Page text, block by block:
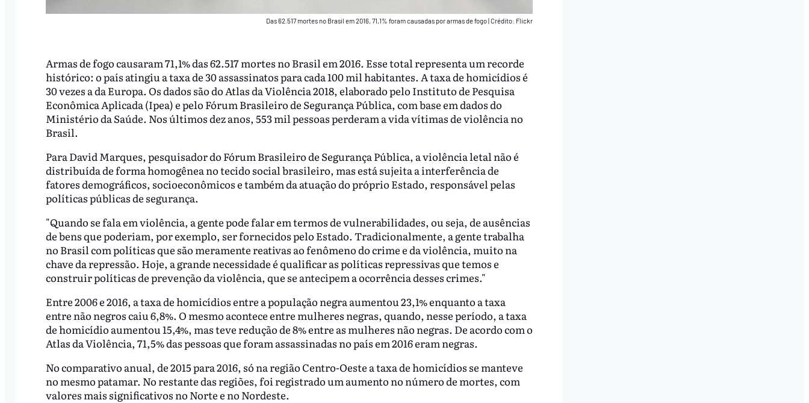
Das 62.517 mortes no Brasil em 2016, 71,1% foram causadas por armas de fogo|Crédito: Flickr
Armas de fogo causaram 71,1% das 62.517 mortes no Brasil em 2016. Esse total representa um recorde
histórico: o país atingiu a taxa de 30 assassinatos para cada 100 mil habitantes. A taxa de homicídios é
30 vezes a da Europa. Os dados são do Atlas da Violência 2018, elaborado pelo Instituto de Pesquisa
Econômica Aplicada (Ipea) e pelo Fórum Brasileiro de Segurança Pública, com base em dados do
Ministério da Saúde. Nos últimos dez anos, 553 mil pessoas perderam a vida vítimas de violência no
Brasil.
Para David Marques, pesquisador do Fórum Brasileiro de Segurança Pública, a violência letal não é
distribuída de forma homogênea no tecido social brasileiro, mas está sujeita a interferência de
fatores demográficos, socioeconômicos e também da atuação do próprio Estado, responsável pelas
políticas públicas de segurança.
"Quando se fala em violência, a gente pode falar em termos de vulnerabilidades, ou seja, de ausências
de bens que poderiam, por exemplo, ser fornecidos pelo Estado. Tradicionalmente, a gente trabalha
no Brasil com políticas que são meramente reativas ao fenômeno do crime e da violência, muito na
chave da repressão. Hoje, a grande necessidade é qualificar as políticas repressivas que temos e
construir políticas de prevenção da violência, que se antecipem a ocorrência desses crimes."
Entre 2006 e 2016, a taxa de homicídios entre a população negra aumentou 23,1% enquanto a taxa
entre não negros caiu 6,8%. O mesmo acontece entre mulheres negras, quando, nesse período, a taxa
de homicídio aumentou 15,4%, mas teve redução de 8% entre as mulheres não negras. De acordo com o
Atlas da Violência, 71,5% das pessoas que foram assassinadas no país em 2016 eram negras.
No comparativo anual, de 2015 para 2016, só na região Centro-Oeste a taxa de homicídios se manteve
no mesmo patamar. No restante das regiões, foi registrado um aumento no número de mortes, com
valores mais significativos no Norte e no Nordeste.